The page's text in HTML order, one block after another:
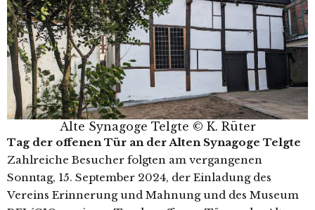
Alte Synagoge Telgte © K. Rüter
Tag der offe­nen Tür an der Alten Synagoge Telgte
Zahlreiche Besucher folg­ten am ver­gan­ge­nen
Sonntag, 15. September 2024, der Einladung des
Vereins Erinnerung und Mahnung und des Museum